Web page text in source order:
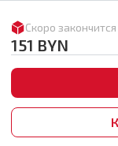
Скоро закончится
151 BYN